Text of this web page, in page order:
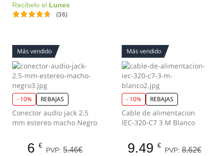
Recíbelo el Lunes
(36)
Más vendido
- 10% REBAJAS
Conector audio jack 2.5
mm estereo macho Negro
6 €
PVP: 5.46€
Más vendido
- 10% REBAJAS
Cable de alimentacion
IEC-320-C7 3 M Blanco
9.49 €
PVP: 8.62€